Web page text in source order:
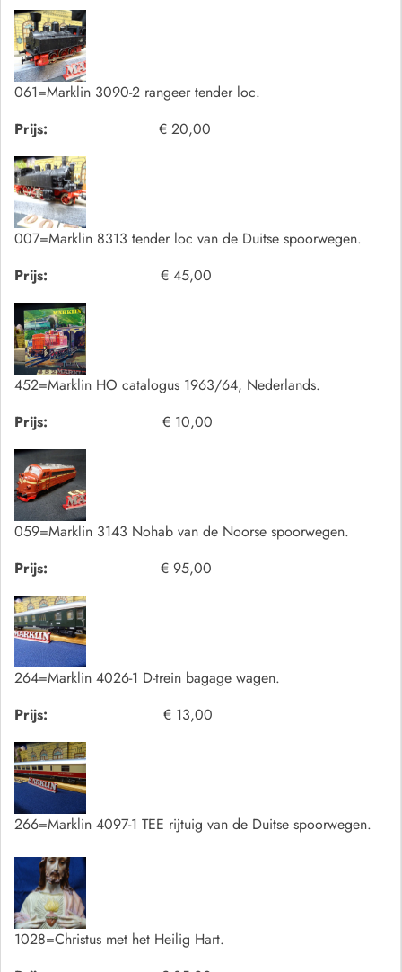
061=Marklin 3090-2 rangeer tender loc.
Prijs:
€ 20,00
007=Marklin 8313 tender loc van de Duitse spoorwegen.
Prijs:
€ 45,00
452=Marklin HO catalogus 1963/64, Nederlands.
Prijs:
€ 10,00
059=Marklin 3143 Nohab van de Noorse spoorwegen.
Prijs:
€ 95,00
264=Marklin 4026-1 D-trein bagage wagen.
Prijs:
€ 13,00
266=Marklin 4097-1 TEE rijtuig van de Duitse spoorwegen.
1028=Christus met het Heilig Hart.